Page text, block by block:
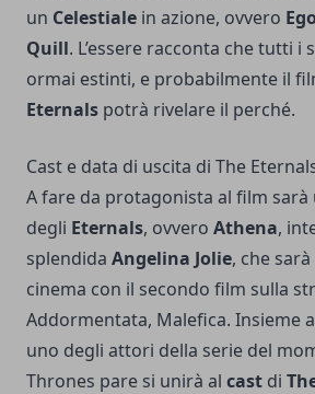
un Celestiale in azione, ovvero Ego
Quill. L’essere racconta che tutti i
ormai estinti, e probabilmente il
Eternals potrà rivelare il perché.
Cast e data di uscita di The
A fare da protagonista al film sarà
degli Eternals, ovvero Athena,
splendida Angelina Jolie, che
cinema con il secondo film sulla
Addormentata, Malefica. Insieme
uno degli attori della serie del
Thrones pare si unirà al cast di